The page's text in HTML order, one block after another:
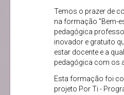
Temos o prazer de
na formação "Bem-
pedagógica
inovador e gratuito
estar docente e a
pedagógica com os
Esta formação foi
projeto Por Ti -